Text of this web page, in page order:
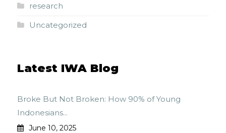
research
Uncategorized
Latest IWA Blog
Broke But Not Broken: How 90% of Young
Indonesians...
June 10, 2025